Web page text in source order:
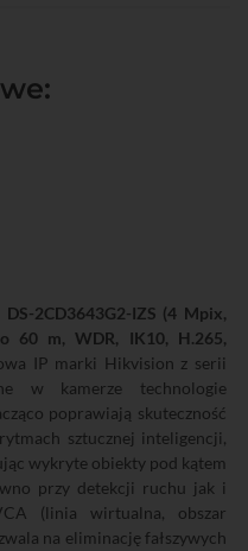
2CD3643G2-IZS (4 Mpix,
60 m, WDR, IK10, H.265,
IP marki Hikvision z serii
w kamerze technologie
poprawiają skuteczność
sztucznej inteligencji,
wykryte obiekty pod kątem
przy detekcji ruchu jak i
(linia wirtualna, obszar
na eliminację fałszywych